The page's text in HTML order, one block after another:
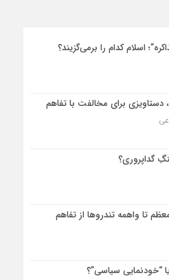
اسلام کدام را برمی‌گزیند؟
دستاویزی برای مخالفت با تفاهم
گداپروری؟
تا واهمه تندروها از تفاهم
“خودنمایی سیاسی”؟